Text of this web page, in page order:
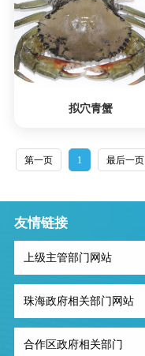
拟穴青蟹
第一页 1 最后一页
友情链接
上级主管部门网站
珠海政府相关部门网站
合作区政府相关部门